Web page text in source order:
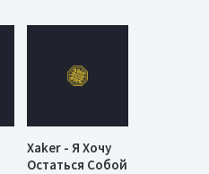
Xaker - Я Хочу
Остаться Собой